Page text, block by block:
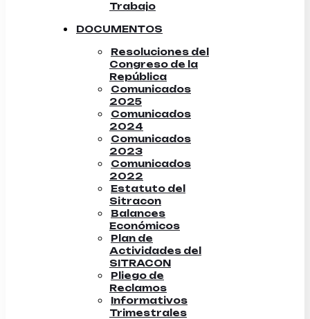
Trabajo
DOCUMENTOS
Resoluciones del
Congreso de la
República
Comunicados
2025
Comunicados
2024
Comunicados
2023
Comunicados
2022
Estatuto del
Sitracon
Balances
Económicos
Plan de
Actividades del
SITRACON
Pliego de
Reclamos
Informativos
Trimestrales